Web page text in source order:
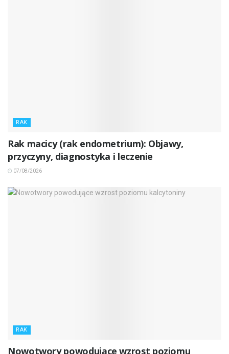
RAK
Rak macicy (rak endometrium): Objawy,
przyczyny, diagnostyka i leczenie
07/08/2026
RAK
Nowotwory powodujące wzrost poziomu